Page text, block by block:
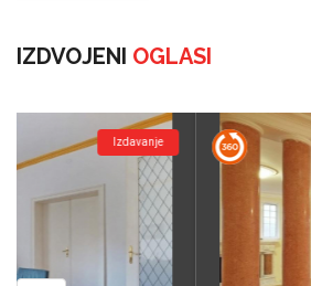
IZDVOJENI OGLASI